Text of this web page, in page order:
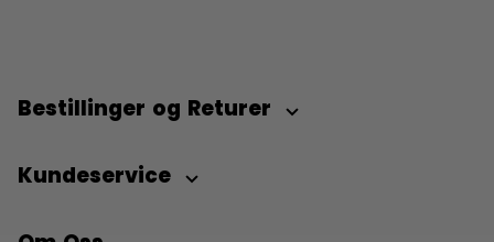
Bestillinger og Returer
Kundeservice